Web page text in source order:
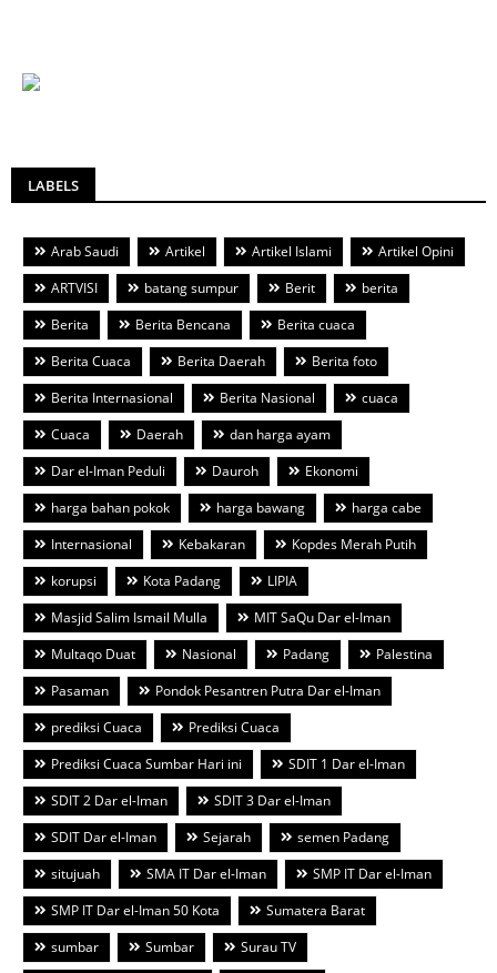
LABELS
Arab Saudi Artikel Artikel Islami
Artikel Opini
ARTVISI
batang sumpur Berit
berita
Berita
Berita Bencana
Berita cuaca
Berita Cuaca
Berita Daerah
Berita foto
Berita Internasional
Berita Nasional
cuaca
Cuaca
Daerah
dan harga ayam
Dar el-Iman Peduli
Dauroh
Ekonomi
harga bahan pokok
harga bawang
harga cabe
Internasional
Kebakaran
Kopdes Merah Putih
korupsi
Kota Padang
LIPIA
Masjid Salim Ismail Mulla
MIT SaQu Dar el-Iman
Multaqo Duat
Nasional Padang
Palestina
Pasaman
Pondok Pesantren Putra Dar el-Iman
prediksi Cuaca
Prediksi Cuaca
Prediksi Cuaca Sumbar Hari ini
SDIT 1 Dar el-Iman
SDIT 2 Dar el-Iman
SDIT 3 Dar el-Iman
SDIT Dar el-Iman
Sejarah
semen Padang
situjuah
SMA IT Dar el-Iman
SMP IT Dar el-Iman
SMP IT Dar el-Iman 50 Kota
Sumatera Barat
sumbar
Sumbar
Surau TV